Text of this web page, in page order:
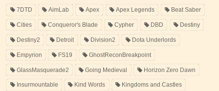
7DTD AimLab Apex Apex Legends Beat Saber
Cities Conqueror's Blade Cypher DBD Destiny
Destiny2 Detroit Division2 Dota Underlords
Empyrion FS19 GhostReconBreakpoint
GlassMasquerade2 Going Medieval Horizon Zero Dawn
Insurmountable Kind Words Kingdoms and Castles